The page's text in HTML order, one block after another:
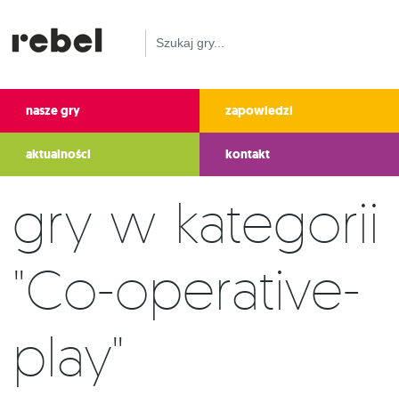
nasze gry zapowiedzi
aktualności kontakt
Gry w kategorii
"Co-operative-
play"